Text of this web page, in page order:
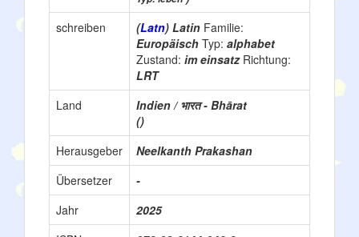
schreiben
(Latn) Latin Familie:
Europäisch Typ: alphabet
Zustand: im einsatz Richtung:
LRT
Land
Indien / भारत - Bhārat
()
Herausgeber
Neelkanth Prakashan
Übersetzer
-
Jahr
2025